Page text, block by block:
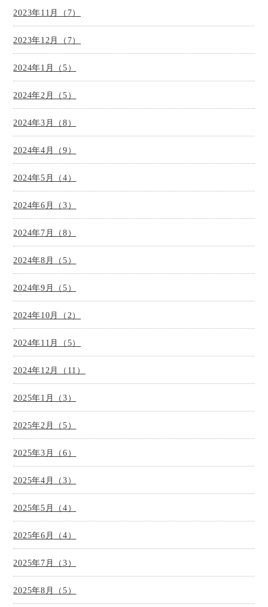
2023年11月（7）
2023年12月（7）
2024年1月（5）
2024年2月（5）
2024年3月（8）
2024年4月（9）
2024年5月（4）
2024年6月（3）
2024年7月（8）
2024年8月（5）
2024年9月（5）
2024年10月（2）
2024年11月（5）
2024年12月（11）
2025年1月（3）
2025年2月（5）
2025年3月（6）
2025年4月（3）
2025年5月（4）
2025年6月（4）
2025年7月（3）
2025年8月（5）